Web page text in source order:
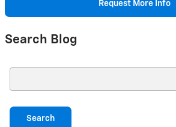
Request More Info
Search Blog
Search